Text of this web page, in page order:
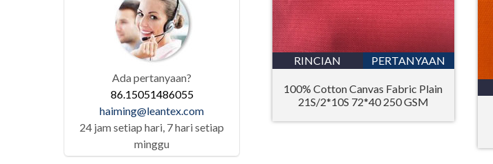
RINCIAN PERTANYAAN
100% Cotton Canvas Fabric Plain
21S/2*10S 72*40 250 GSM
Ada pertanyaan?
86.15051486055
haiming@leantex.com
24 jam setiap hari, 7 hari setiap
minggu